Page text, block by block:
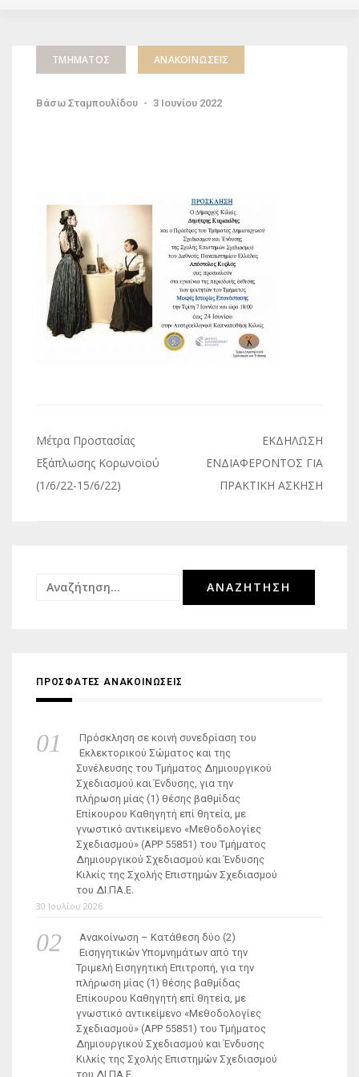
ΤΜΉΜΑΤΟΣ ΑΝΑΚΟΙΝΏΣΕΙΣ
Βάσω Σταμπουλίδου - 3 Ιουνίου 2022
Πλοήγηση
άρθρων
Μέτρα Προστασίας
Εξάπλωσης Κορωνοϊού
(1/6/22-15/6/22)
ΕΚΔΗΛΩΣΗ
ΕΝΔΙΑΦΕΡΟΝΤΟΣ ΓΙΑ
ΠΡΑΚΤΙΚΗ ΑΣΚΗΣΗ
Αναζήτηση
ΠΡΟΣΦΑΤΕΣ ΑΝΑΚΟΙΝΩΣΕΙΣ
Πρόσκληση σε κοινή συνεδρίαση του
Εκλεκτορικού Σώματος και της
Συνέλευσης του Τμήματος Δημιουργικού
Σχεδιασμού και Ένδυσης, για την
πλήρωση μίας (1) θέσης βαθμίδας
Επίκουρου Καθηγητή επί θητεία, με
γνωστικό αντικείμενο «Μεθοδολογίες
Σχεδιασμού» (ΑΡΡ 55851) του Τμήματος
Δημιουργικού Σχεδιασμού και Ένδυσης
Κιλκίς της Σχολής Επιστημών Σχεδιασμού
του ΔΙ.ΠΑ.Ε.
30 Ιουλίου 2026
Ανακοίνωση – Κατάθεση δύο (2)
Εισηγητικών Υπομνημάτων από την
Τριμελή Εισηγητική Επιτροπή, για την
πλήρωση μίας (1) θέσης βαθμίδας
Επίκουρου Καθηγητή επί θητεία, με
γνωστικό αντικείμενο «Μεθοδολογίες
Σχεδιασμού» (ΑΡΡ 55851) του Τμήματος
Δημιουργικού Σχεδιασμού και Ένδυσης
Κιλκίς της Σχολής Επιστημών Σχεδιασμού
του ΔΙ.ΠΑ.Ε.